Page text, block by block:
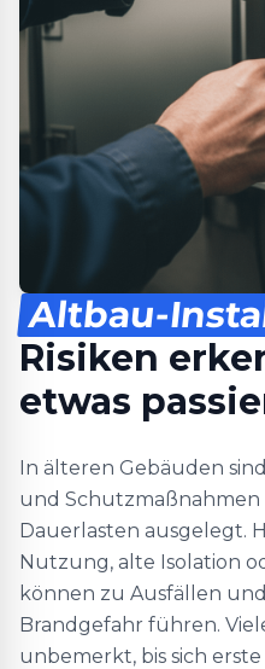
Altbau-
Risiken
etwas
In älteren Gebäuden
und
Dauerlasten ausgelegt.
Nutzung, alte Isolation
können zu Ausfällen
Brandgefahr führen.
unbemerkt, bis sich